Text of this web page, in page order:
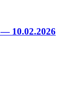
10.02.2026